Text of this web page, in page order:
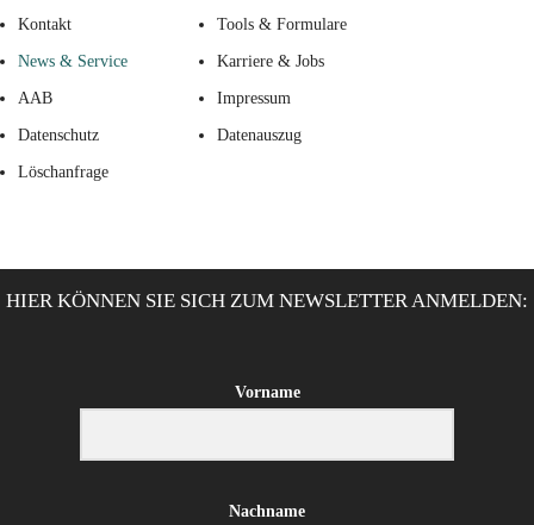
Kontakt Tools & Formulare
News & Service Karriere & Jobs
AAB Impressum
Datenschutz Datenauszug
Löschanfrage
HIER KÖNNEN SIE SICH ZUM NEWSLETTER ANMELDEN:
Vorname
Nachname